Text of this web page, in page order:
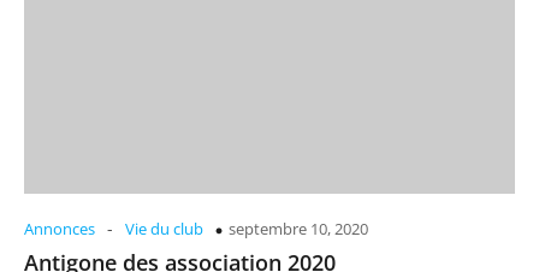
Annonces - Vie du club septembre 10, 2020
Antigone des association 2020